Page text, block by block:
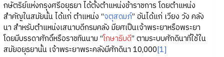
กษัตริย์แห่งกรุงศรีอยุธยา ได้ตั้งตำแหน่งข้าราชการ โดยตำแหน่ง
สำคัญในสมัยนั้น ได้แก่ ตำแหน่ง “จตุสดมภ์” อันได้แก่ เวียง วัง คลัง
นา สำหรับตำแหน่งเสนาบดีกรมคลัง มียศเป็นเจ้าพระยาหรือพระยา
โดยมีบรรดาศักดิ์หรือราชทินนาม “โกษาธิบดี” ตามระบบศักดินาที่ใช้ใน
สมัยอยุธยานั้น เจ้าพระยาพระคลังมีศักดินา 10,000[1]